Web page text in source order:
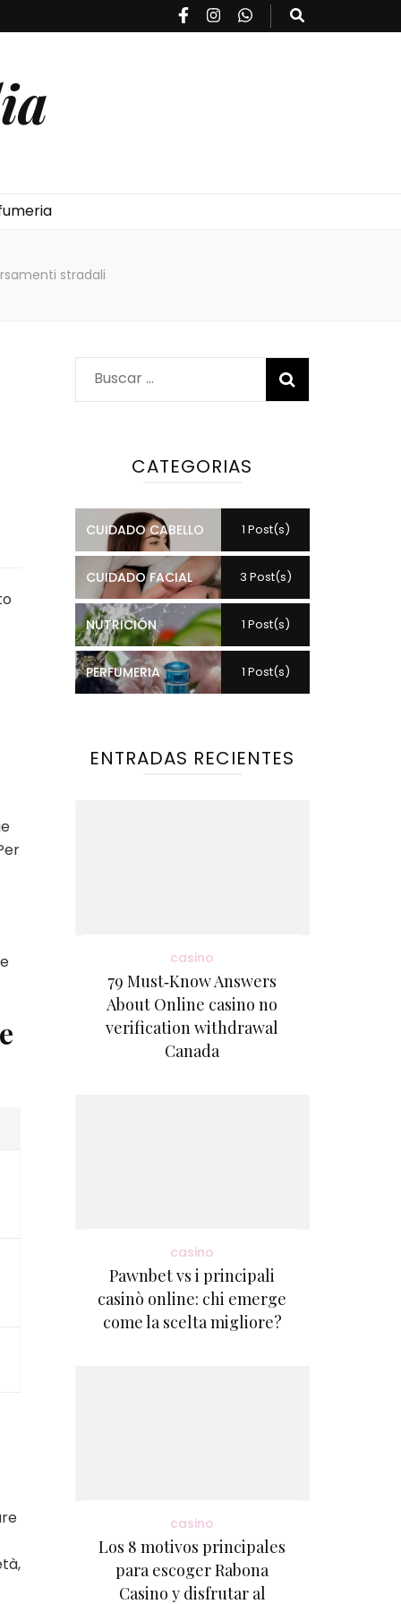
stradali
Buscar:
CATEGORIAS
CUIDADO CABELLO 1 Post(s)
CUIDADO FACIAL 3 Post(s)
NUTRICIÓN 1 Post(s)
PERFUMERIA 1 Post(s)
ENTRADAS RECIENTES
casino
79 Must‑Know Answers
About Online casino no
verification withdrawal
Canada
casino
Pawnbet vs i principali
casinò online: chi emerge
come la scelta migliore?
casino
Los 8 motivos principales
para escoger Rabona
Casino y disfrutar al